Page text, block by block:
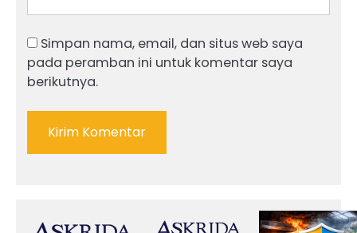
Simpan nama, email, dan situs web saya
pada peramban ini untuk komentar saya
berikutnya.